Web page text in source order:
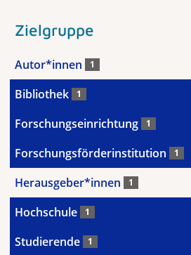
Zielgruppe
Autor*innen 1
Bibliothek 1
Forschungseinrichtung 1
Forschungsförderinstitution 1
Herausgeber*innen 1
Hochschule 1
Studierende 1